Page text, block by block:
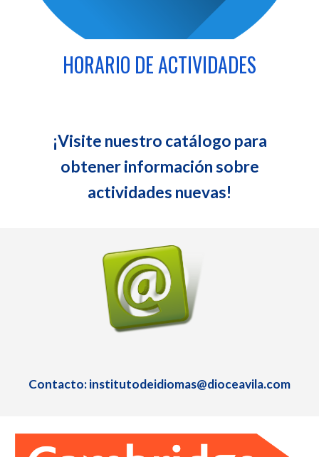
HORARIO DE ACTIVIDADES
¡Visite nuestro catálogo para
obtener información sobre
actividades nuevas!
Contacto: institutodeidiomas@dioceavila.com